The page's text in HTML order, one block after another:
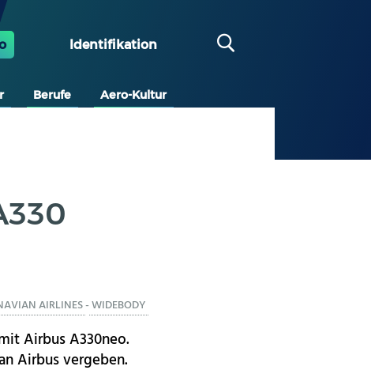
Identifikation
Berufe Aero-Kultur
AIRLINES-WIDEBODY
Airbus A330neo.
Airbus vergeben.